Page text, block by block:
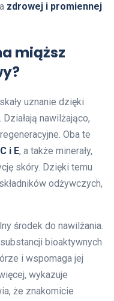
zdrowej i promiennej
miąższ
uznanie dzięki
nawilżająco,
Oba te
i E, a także minerały,
skóry. Dzięki temu
odżywczych,
środek do nawilżania.
bioaktywnych
i wspomaga jej
wykazuje
że znakomicie